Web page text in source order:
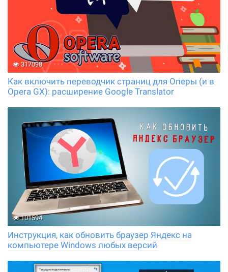
317098
Как включить переводчик страниц для Оперы (и в
Opera GX): расширение Google Translator
101594
Инструкция, как обновить браузер Яндекс на
компьютере Windows любых версий